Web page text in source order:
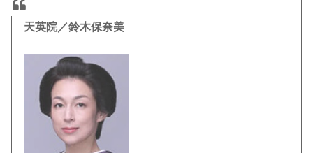
天英院／鈴木保奈美